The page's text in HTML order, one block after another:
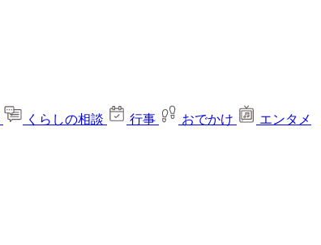
くらしの相談 行事 おでかけ
エンタメ